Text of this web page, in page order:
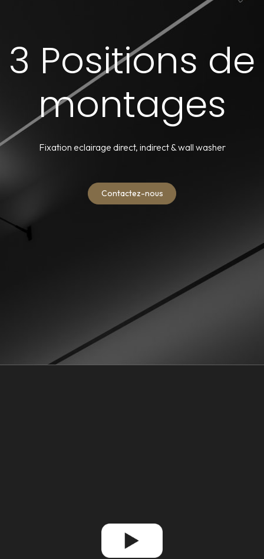
3 Positions de
montages
Fixation eclairage direct, indirect & wall washer
Contactez-nous